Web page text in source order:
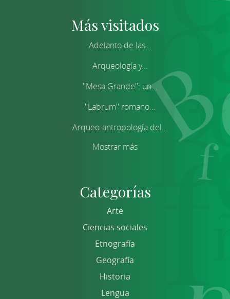
Más visitados
Adelanto de las...
Arqueología y...
''Mesa Grande'': un...
''Labrum'' romano...
Arqueo-antropología del...
Mostrar más
Categorías
Arte
Ciencias sociales
Etnografía
Geografía
Historia
Lengua